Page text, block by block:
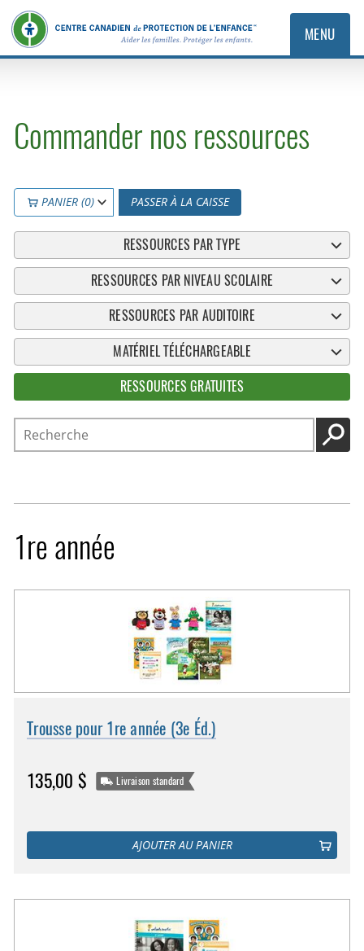
MENU
Commander nos ressources
PANIER (0) PASSER À LA CAISSE
RESSOURCES PAR TYPE
RESSOURCES PAR NIVEAU SCOLAIRE
RESSOURCES PAR AUDITOIRE
MATÉRIEL TÉLÉCHARGEABLE
RESSOURCES GRATUITES
Recherche
1re année
Trousse pour 1re année (3e Éd.)
135,00 $ Livraison standard
AJOUTER AU PANIER